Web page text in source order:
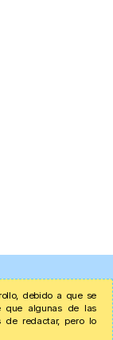
debido a que se
que algunas de las
de redactar, pero lo